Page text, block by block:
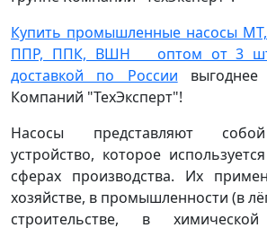
Купить промышленные насосы МТ,
ППР, ППК, ВШН оптом от 3
доставкой по России
Компаний "ТехЭксперт"!
Насосы представляют
устройство, которое
сферах производства. Их
хозяйстве, в промышленности (в
строительстве, в